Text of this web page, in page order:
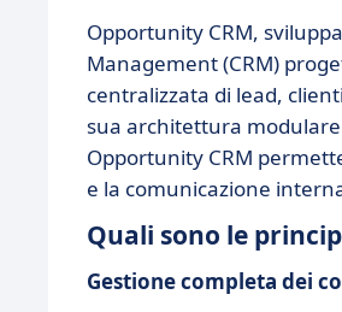
Opportunity CRM,
Management (CRM)
centralizzata di lead,
sua architettura
Opportunity CRM
e la comunicazione
Quali sono le
Gestione completa dei